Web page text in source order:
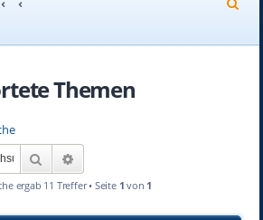
Themen
Suche
ergab 11 Treffer • Seite 1 von 1